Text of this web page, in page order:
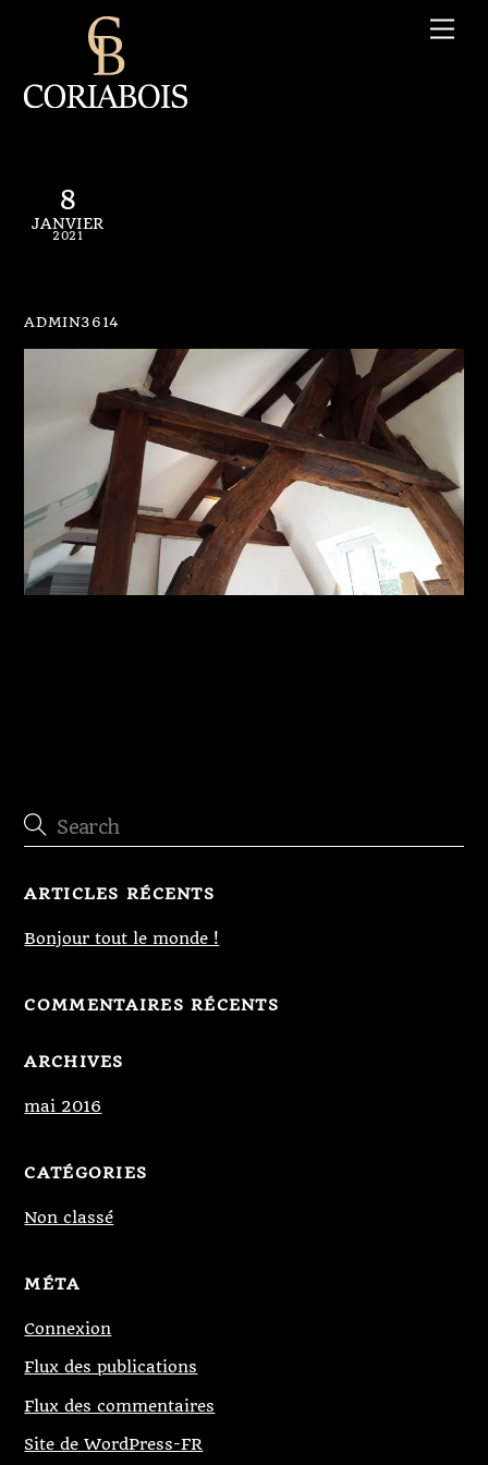
8
JANVIER
2021
ADMIN3614
ARTICLES RÉCENTS
Bonjour tout le monde !
COMMENTAIRES RÉCENTS
ARCHIVES
mai 2016
CATÉGORIES
Non classé
MÉTA
Connexion
Flux des publications
Flux des commentaires
Site de WordPress-FR